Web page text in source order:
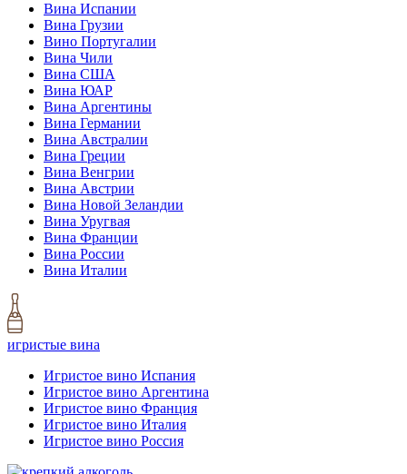
Вина Испании
Вина Грузии
Вино Португалии
Вина Чили
Вина США
Вина ЮАР
Вина Аргентины
Вина Германии
Вина Австралии
Вина Греции
Вина Венгрии
Вина Австрии
Вина Новой Зеландии
Вина Уругвая
Вина Франции
Вина России
Вина Италии
игристые вина
Игристое вино Испания
Игристое вино Аргентина
Игристое вино Франция
Игристое вино Италия
Игристое вино Россия